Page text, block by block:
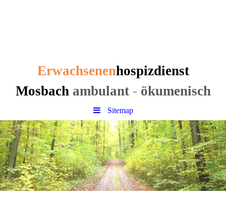
Erwachsenenhospizdienst
Mosbach ambulant - ökumenisch
Sitemap